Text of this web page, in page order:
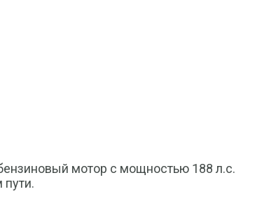
мотор с мощностью 188 л.с.
пути.